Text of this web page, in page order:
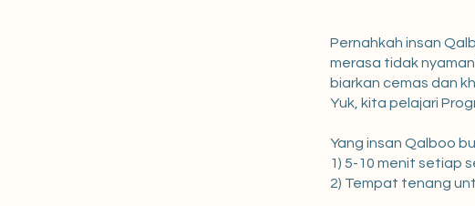
Pernahkah insan
merasa tidak
biarkan cemas dan
Yuk, kita pelajari
Yang insan Qalboo
1) 5-10 menit setiap
2) Tempat tenang